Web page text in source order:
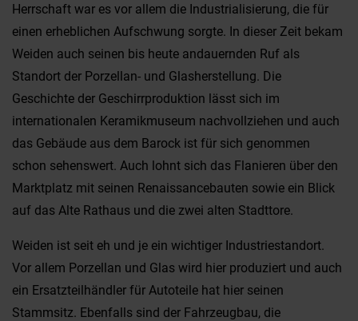
Herrschaft war es vor allem die Industrialisierung, die für
einen erheblichen Aufschwung sorgte. In dieser Zeit bekam
Weiden auch seinen bis heute andauernden Ruf als
Standort der Porzellan- und Glasherstellung. Die
Geschichte der Geschirrproduktion lässt sich im
internationalen Keramikmuseum nachvollziehen und auch
das Gebäude aus dem Barock ist für sich genommen
schon sehenswert. Auch lohnt sich das Flanieren über den
Marktplatz mit seinen Renaissancebauten sowie ein Blick
auf das Alte Rathaus und die zwei alten Stadttore.
Weiden ist seit eh und je ein wichtiger Industriestandort.
Vor allem Porzellan und Glas wird hier produziert und auch
ein Ersatzteilhändler für Autoteile hat hier seinen
Stammsitz. Ebenfalls sind der Fahrzeugbau, die